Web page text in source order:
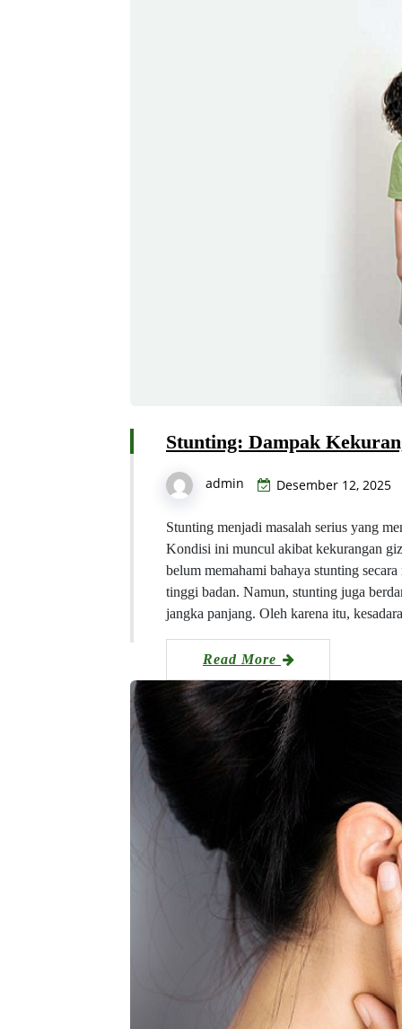
Stunting: Dampak
admin Desember 12, 2025
Stunting menjadi masalah serius yang
Kondisi ini muncul akibat kekurangan
belum memahami bahaya stunting
tinggi badan. Namun, stunting juga
jangka panjang. Oleh karena itu,
Read More